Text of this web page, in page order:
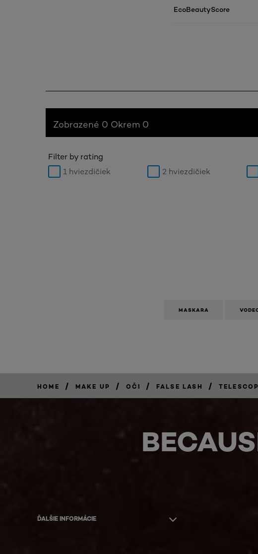
EcoBeautyScore
Zobrazené 0 Okrem 0
Filter by rating
1 hviezdičiek
2 hviezdičiek
MASKARA
HOME / MAKE UP / OČI / FALSE LASH /
ĎALŠIE INFORMÁCIE